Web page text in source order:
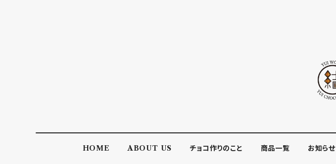
HOME ABOUT US チョコ作りのこと 商品一覧 お知らせ